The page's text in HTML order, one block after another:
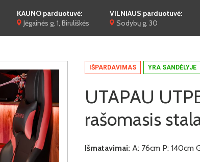
KAUNO parduotuvė:
Jėgainės g. 1, Biruliškės
VILNIAUS parduotuvė:
Sodybų g. 30
IŠPARDAVIMAS YRA SANDĖLYJE
UTAPAU
rašomasis
Išmatavimai: A: 76cm P: 140cm